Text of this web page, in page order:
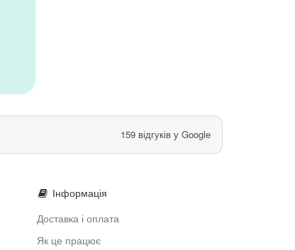
159 відгуків у Google
Інформація
Доставка і оплата
Як це працює